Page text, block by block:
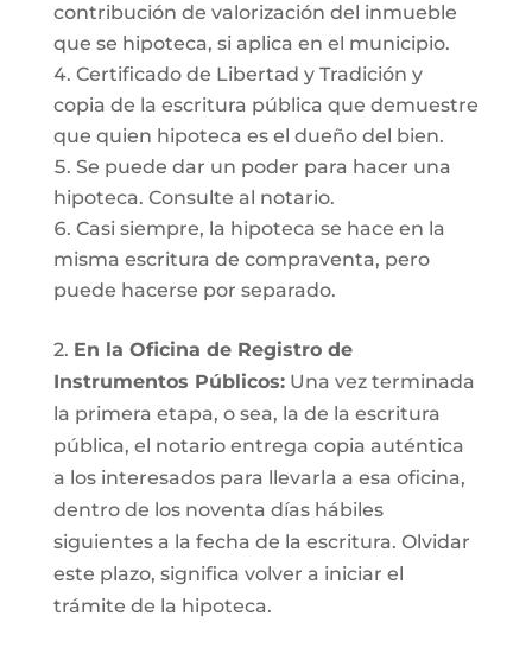
contribución de valorización del inmueble
que se hipoteca, si aplica en el municipio.
Certificado de Libertad y Tradición y
copia de la escritura pública que demuestre
que quien hipoteca es el dueño del bien.
Se puede dar un poder para hacer una
hipoteca. Consulte al notario.
Casi siempre, la hipoteca se hace en la
misma escritura de compraventa, pero
puede hacerse por separado.
2. En la Oficina de Registro de
Instrumentos Públicos:Una vez terminada
la primera etapa, o sea, la de la escritura
pública, el notario entrega copia auténtica
a los interesados para llevarla a esa oficina,
dentro de los noventa días hábiles
siguientes a la fecha de la escritura. Olvidar
este plazo, significa volver a iniciar el
trámite de la hipoteca.